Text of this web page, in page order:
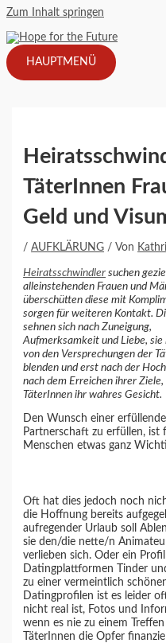
Zum Inhalt springen
HAUPTMENÜ
TäterInnen
Geld und
/AUFKLÄRUNG / Von
Heiratsschwindler suchen
alleinstehenden Frauen und
überschütten diese mit
sorgen für weiteren Kontakt.
sehnen sich nach Zuneigung,
Aufmerksamkeit und Liebe, sie
von den Versprechungen der
blenden und erst nach der
nach dem Erreichen ihrer Ziele,
TäterInnen ihr wahres Gesicht.
Den Wunsch einer
Partnerschaft zu erfüllen, ist
Menschen etwas ganz
Oft hat dies jedoch noch
die Hoffnung bereits
aufregender Urlaub soll
sie den/die nette/n
verlieben sich. Oder ein
Datingplattformen Tinder
zu einer vermeintlich
Datingprofilen ist es leider
nicht real ist, Fotos und
wenn es nie zu einem
TäterInnen die Opfer